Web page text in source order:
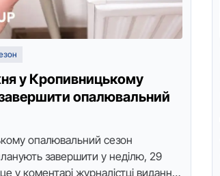
у Кропивницькому
опалювальний
опалювальний сезон
завершити у неділю, 29
у коментарі журналістці видання